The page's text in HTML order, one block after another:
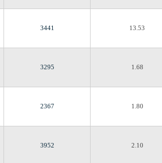
3441 13.53
3295 1.68
2367 1.80
3952 2.10